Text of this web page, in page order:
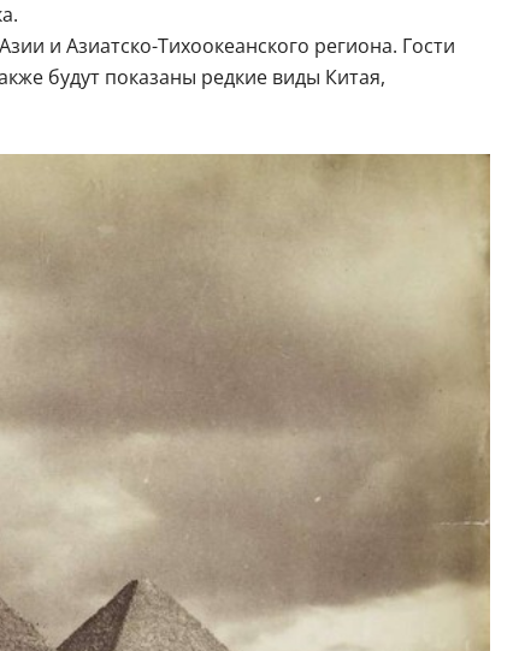
и Азиатско-Тихоокеанского региона. Гости
будут показаны редкие виды Китая,